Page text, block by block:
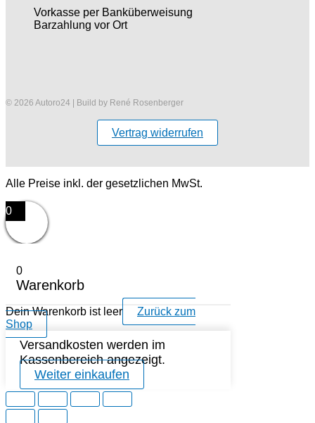
Vorkasse per Banküberweisung
Barzahlung vor Ort
© 2026 Autoro24 | Build by René Rosenberger
Vertrag widerrufen
Alle Preise inkl. der gesetzlichen MwSt.
0
0
Warenkorb
Dein Warenkorb ist leer
Zurück zum
Shop
Versandkosten werden im
Kassenbereich angezeigt.
Weiter einkaufen